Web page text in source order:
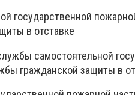
государственной
в отставке
самостоятельной
гражданской защиты в